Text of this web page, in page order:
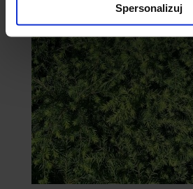
Spersonalizuj